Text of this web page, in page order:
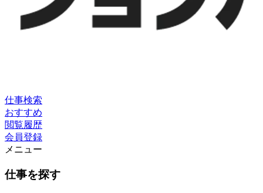
仕事検索
おすすめ
閲覧履歴
会員登録
メニュー
仕事を探す